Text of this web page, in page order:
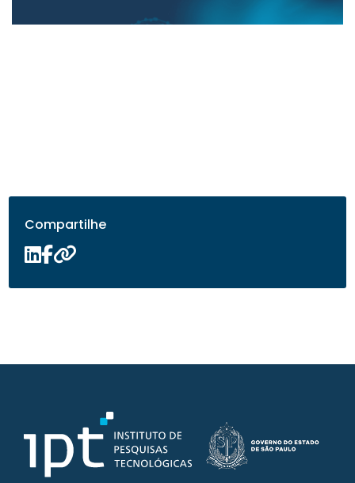
Compartilhe